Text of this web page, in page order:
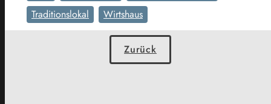
Traditionslokal
Wirtshaus
Zurück